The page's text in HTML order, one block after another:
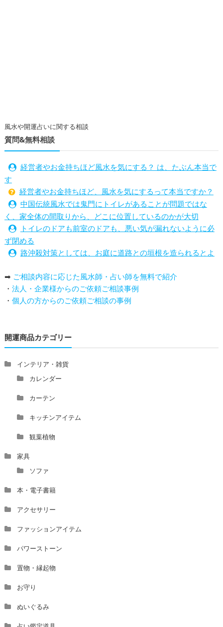
風水や開運占いに関する相談
質問&無料相談
経営者やお金持ちほど風水を気にする？ は、たぶん本当で
す
経営者やお金持ちほど、風水を気にするって本当ですか？
中国伝統風水では鬼門にトイレがあることが問題ではな
く、家全体の間取りから、どこに位置しているのかが大切
トイレのドアも前室のドアも、悪い気が漏れないように必
ず閉める
路沖殺対策としては、お庭に道路との垣根を造られるとよ
庭を広げると路沖殺（ろちゅうさつ）は防げますか？
トイレ前室のドアの開け閉めについて
増築して家相の中心軸が変わると、鬼門の方角にあるトイ
占い師さんは、幽霊を見たことがありますか？
家相風水の診断・鑑定料金や相場について
家相・風水の鑑定料金の相場が知りたい。
風水の流派について教えてください。
風水師になるには、どんな勉強をすればいいですか？
➡ ご相談内容に応じた風水師・占い師を無料で紹介
・ 法人・企業様からのご依頼ご相談事例
・ 個人の方からのご依頼ご相談の事例
開運商品カテゴリー
インテリア・雑貨
カレンダー
カーテン
キッチンアイテム
観葉植物
家具
ソファ
本・電子書籍
アクセサリー
ファッションアイテム
パワーストーン
置物・縁起物
お守り
ぬいぐるみ